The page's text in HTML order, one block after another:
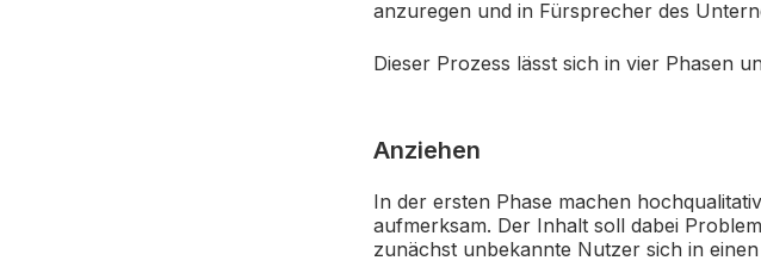
anzuregen und in Fürsprecher des
Dieser Prozess lässt sich in vier Phasen
Anziehen
In der ersten Phase machen
aufmerksam. Der Inhalt soll dabei
zunächst unbekannte Nutzer sich in